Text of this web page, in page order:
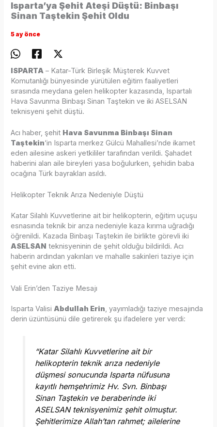
Isparta’ya Şehit Ateşi Düştü: Binbaşı
Sinan Taştekin Şehit Oldu
5 ay önce
ISPARTA – Katar-Türk Birleşik Müşterek Kuvvet
Komutanlığı bünyesinde yürütülen eğitim faaliyetleri
sırasında meydana gelen helikopter kazasında, Ispartalı
Hava Savunma Binbaşı Sinan Taştekin ve iki ASELSAN
teknisyeni şehit düştü.
Acı haber, şehit Hava Savunma Binbaşı Sinan
Taştekin‘in Isparta merkez Gülcü Mahallesi’nde ikamet
eden ailesine askeri yetkililer tarafından verildi. Şahadet
haberini alan aile bireyleri yasa boğulurken, şehidin baba
ocağına Türk bayrakları asıldı.
Helikopter Teknik Arıza Nedeniyle Düştü
Katar Silahlı Kuvvetlerine ait bir helikopterin, eğitim uçuşu
esnasında teknik bir arıza nedeniyle kaza kırıma uğradığı
öğrenildi. Kazada Binbaşı Taştekin ile birlikte görevli iki
ASELSAN teknisyeninin de şehit olduğu bildirildi. Acı
haberin ardından yakınları ve mahalle sakinleri taziye için
şehit evine akın etti.
Vali Erin’den Taziye Mesajı
Isparta ValisiAbdullah Erin, yayımladığı taziye mesajında
derin üzüntüsünü dile getirerek şu ifadelere yer verdi:
“Katar Silahlı Kuvvetlerine ait bir
helikopterin teknik arıza nedeniyle
düşmesi sonucunda Isparta nüfusuna
kayıtlı hemşehrimiz Hv. Svn. Binbaşı
Sinan Taştekin ve beraberinde iki
ASELSAN teknisyenimiz şehit olmuştur.
Şehitlerimize Allah’tan rahmet; ailelerine